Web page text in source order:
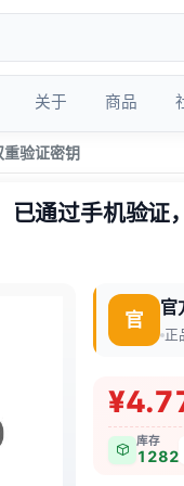
关于 商品
验证密钥
通过手机验证
官
官
正
库存
1282